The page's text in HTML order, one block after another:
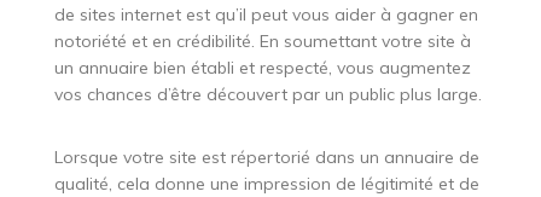
de sites internet est qu’il peut vous aider à gagner en
notoriété et en crédibilité. En soumettant votre site à
un annuaire bien établi et respecté, vous augmentez
vos chances d’être découvert par un public plus large.
Lorsque votre site est répertorié dans un annuaire de
qualité, cela donne une impression de légitimité et de